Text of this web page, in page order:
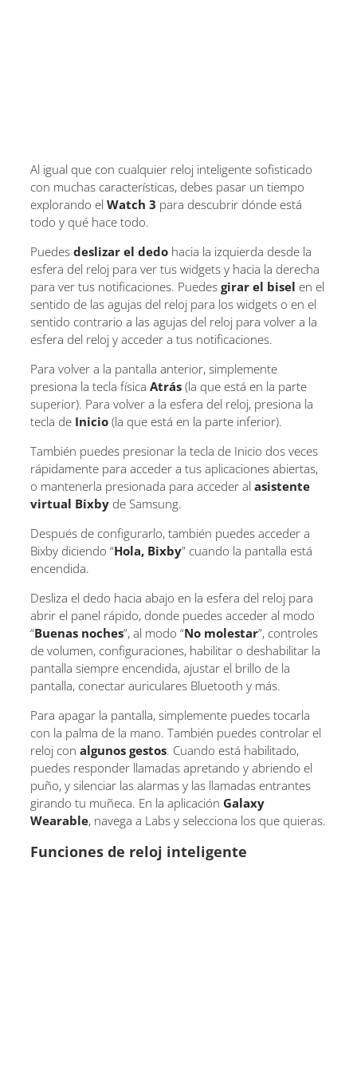
Al igual que con cualquier reloj inteligente sofisticado
con muchas características, debes pasar un tiempo
explorando el Watch 3 para descubrir dónde está
todo y qué hace todo.
Puedes deslizar el dedo hacia la izquierda desde la
esfera del reloj para ver tus widgets y hacia la derecha
para ver tus notificaciones. Puedes girar el bisel en el
sentido de las agujas del reloj para los widgets o en el
sentido contrario a las agujas del reloj para volver a la
esfera del reloj y acceder a tus notificaciones.
Para volver a la pantalla anterior, simplemente
presiona la tecla física Atrás (la que está en la parte
superior). Para volver a la esfera del reloj, presiona la
tecla de Inicio (la que está en la parte inferior).
También puedes presionar la tecla de Inicio dos veces
rápidamente para acceder a tus aplicaciones abiertas,
o mantenerla presionada para acceder al asistente
virtual Bixby de Samsung.
Después de configurarlo, también puedes acceder a
Bixby diciendo “Hola, Bixby” cuando la pantalla está
encendida.
Desliza el dedo hacia abajo en la esfera del reloj para
abrir el panel rápido, donde puedes acceder al modo
“Buenas noches”, al modo “No molestar”, controles
de volumen, configuraciones, habilitar o deshabilitar la
pantalla siempre encendida, ajustar el brillo de la
pantalla, conectar auriculares Bluetooth y más.
Para apagar la pantalla, simplemente puedes tocarla
con la palma de la mano. También puedes controlar el
reloj con algunos gestos. Cuando está habilitado,
puedes responder llamadas apretando y abriendo el
puño, y silenciar las alarmas y las llamadas entrantes
girando tu muñeca. En la aplicación Galaxy
Wearable, navega a Labs y selecciona los que quieras.
Funciones de reloj inteligente